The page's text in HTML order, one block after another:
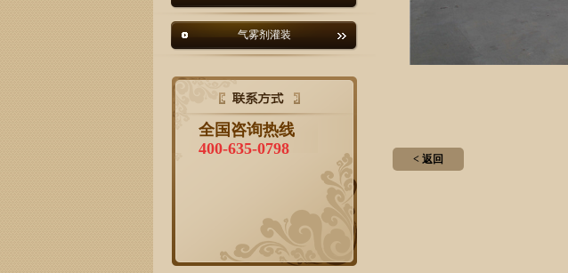
气雾剂灌装
全国咨询热线
400-635-0798
< 返回